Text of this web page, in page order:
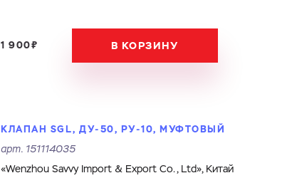
1 900₽ В КОРЗИНУ
КЛАПАН SGL, ДУ-50, РУ-10, МУФТОВЫЙ
арт. 151114035
«Wenzhou Savvy Import & Export Co., Ltd», Китай